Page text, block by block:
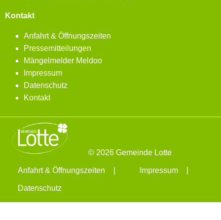
Kontakt
Anfahrt & Öffnungszeiten
Pressemitteilungen
Mängelmelder Meldoo
Impressum
Datenschutz
Kontakt
© 2026 Gemeinde Lotte
Anfahrt & Öffnungszeiten Impressum
Datenschutz